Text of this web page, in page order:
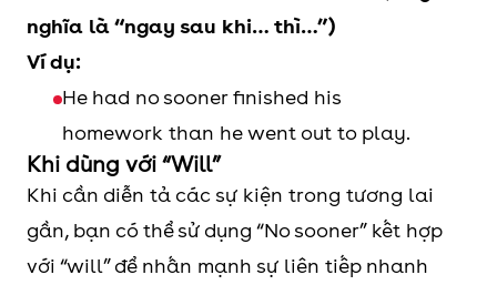
nghĩa là “ngay sau khi… thì…”)
Ví dụ:
He had no sooner finished his
homework than he went out to play.
Khi dùng với “Will”
Khi cần diễn tả các sự kiện trong tương lai
gần, bạn có thể sử dụng “No sooner” kết hợp
với “will” để nhấn mạnh sự liên tiếp nhanh